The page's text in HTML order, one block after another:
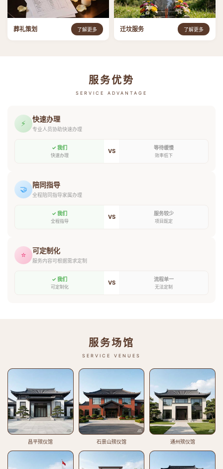
葬礼策划 了解更多 迁坟服务 了解更多
服务优势
SERVICE ADVANTAGE
⚡ 快速办理
专业人员协助快速办理
✓ 我们
快速办理
VS 等待缓慢
效率低下
🤝 陪同指导
全程陪同指导家属办理
✓ 我们
全程指导
VS 服务较少
项目既定
⭐ 可定制化
服务内容可根据需求定制
✓ 我们
可定制化
VS 流程单一
无法定制
服务场馆
SERVICE VENUES
昌平殡仪馆 石景山殡仪馆 通州殡仪馆